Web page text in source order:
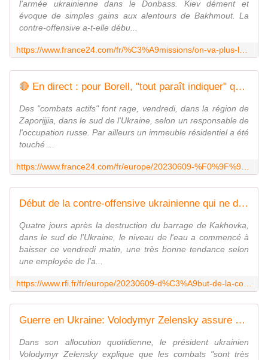
l'armée ukrainienne dans le Donbass. Kiev dément et
évoque de simples gains aux alentours de Bakhmout. La
contre-offensive a-t-elle débu...
🔴 En direct : pour Borell, "tout paraît indiquer" que Moscou est derrière la destruction du barrage
Des "combats actifs" font rage, vendredi, dans la région de
Zaporijjia, dans le sud de l'Ukraine, selon un responsable de
l'occupation russe. Par ailleurs un immeuble résidentiel a été
touché ...
Début de la contre-offensive ukrainienne qui ne dit toujours pas son nom
Quatre jours après la destruction du barrage de Kakhovka,
dans le sud de l'Ukraine, le niveau de l'eau a commencé à
baisser ce vendredi matin, une très bonne tendance selon
une employée de l'a...
Guerre en Ukraine: Volodymyr Zelensky assure que son armée obtient des "résultats" dans l'est du pays
Dans son allocution quotidienne, le président ukrainien
Volodymyr Zelensky explique que les combats "sont très